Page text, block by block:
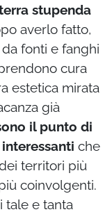
stupenda
averlo fatto,
fonti e fanghi
cura
estetica mirata
già
il punto di
che
territori più
coinvolgenti.
tale e tanta